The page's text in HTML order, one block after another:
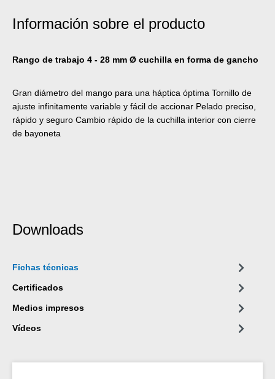
Información sobre el producto
Rango de trabajo 4 - 28 mm Ø cuchilla en forma de gancho
Gran diámetro del mango para una háptica óptima Tornillo de
ajuste infinitamente variable y fácil de accionar Pelado preciso,
rápido y seguro Cambio rápido de la cuchilla interior con cierre
de bayoneta
Downloads
Fichas técnicas
Certificados
Medios impresos
Vídeos